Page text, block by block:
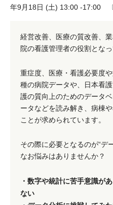
年9月18日 (土) 13:00 -17:00 〔
経営改善、医療の質改善、
院の看護管理者の役割となっ
重症度、医療・看護必要度
種の病院データや、日本看
護の質向上のためのデータ
ータなどを読み解き、病棟
ことが求められています。
その際に必要となるのが“デ
なお悩みはありませんか？
・数字や統計に苦手意識が
ない